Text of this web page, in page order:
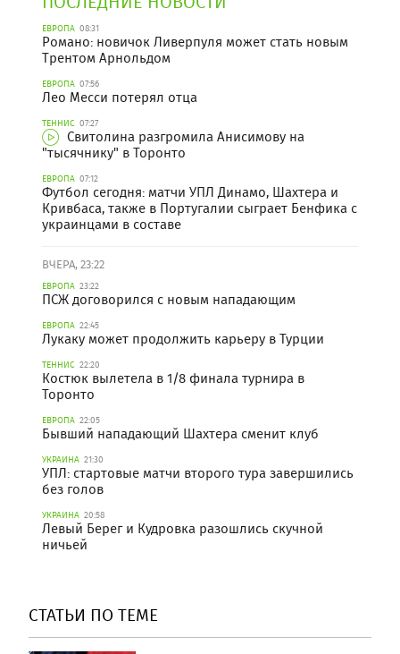
ЕВРОПА 08:31
Романо: новичок Ливерпуля может стать новым
Трентом Арнольдом
ЕВРОПА 07:56
Лео Месси потерял отца
ТЕННИС 07:27
Свитолина разгромила Анисимову на
"тысячнику" в Торонто
ЕВРОПА 07:12
Футбол сегодня: матчи УПЛ Динамо, Шахтера и
Кривбаса, также в Португалии сыграет Бенфика с
украинцами в составе
ВЧЕРА, 23:22
ЕВРОПА 23:22
ПСЖ договорился с новым нападающим
ЕВРОПА 22:45
Лукаку может продолжить карьеру в Турции
ТЕННИС 22:20
Костюк вылетела в 1/8 финала турнира в
Торонто
ЕВРОПА 22:05
Бывший нападающий Шахтера сменит клуб
УКРАИНА 21:30
УПЛ: стартовые матчи второго тура завершились
без голов
УКРАИНА 20:58
Левый Берег и Кудровка разошлись скучной
ничьей
СТАТЬИ ПО ТЕМЕ